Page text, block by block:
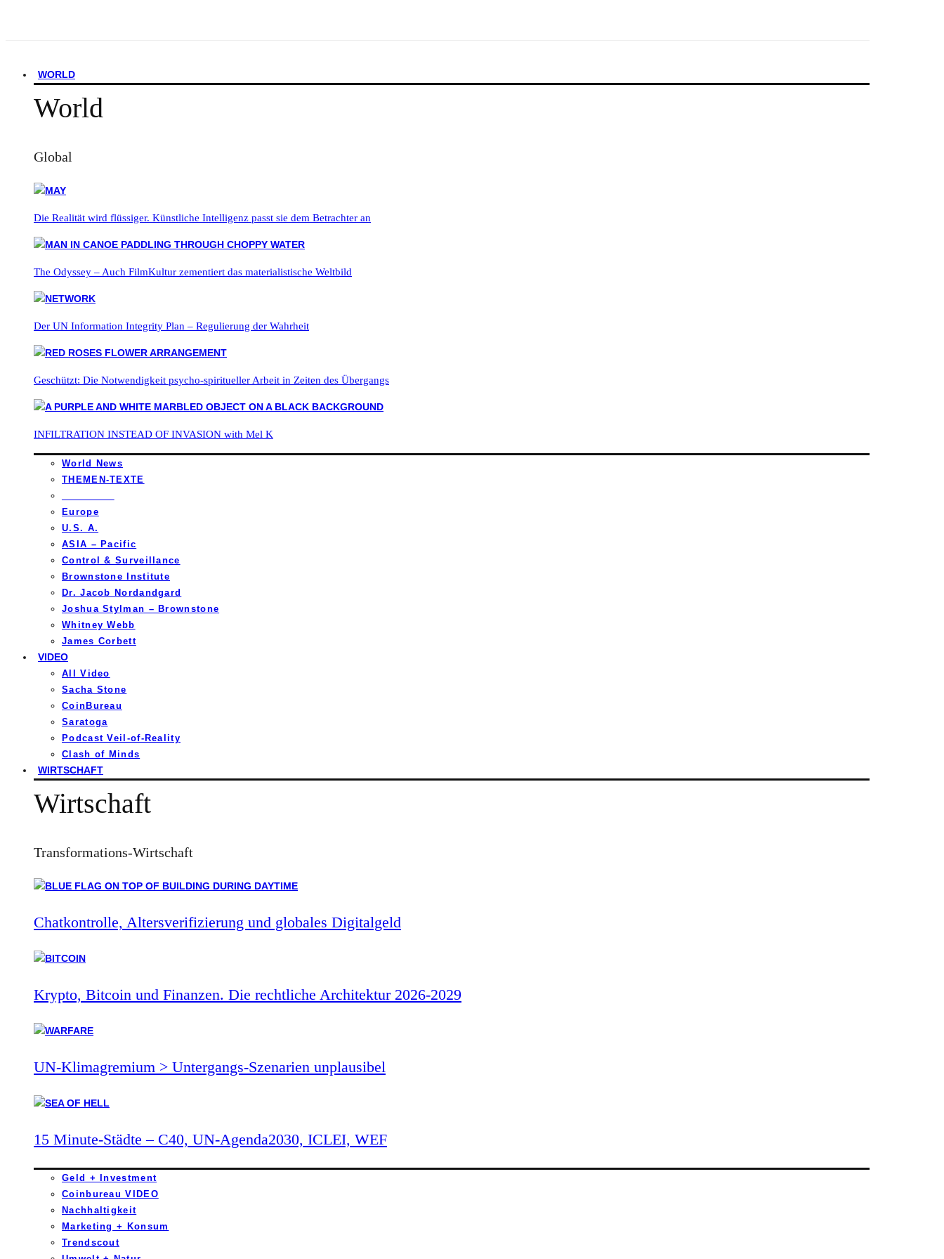
WORLD
World
Global
Die Realität wird flüssiger. Künstliche Intelligenz passt sie dem Betrachter an
The Odyssey – Auch FilmKultur zementiert das materialistische Weltbild
Der UN Information Integrity Plan – Regulierung der Wahrheit
Geschützt: Die Notwendigkeit psycho-spiritueller Arbeit in Zeiten des Übergangs
INFILTRATION INSTEAD OF INVASION with Mel K
World News
THEMEN-TEXTE
Europe
U.S. A.
ASIA – Pacific
Control & Surveillance
Brownstone Institute
Dr. Jacob Nordandgard
Joshua Stylman – Brownstone
Whitney Webb
James Corbett
VIDEO
All Video
Sacha Stone
CoinBureau
Saratoga
Podcast Veil-of-Reality
Clash of Minds
WIRTSCHAFT
Wirtschaft
Transformations-Wirtschaft
Chatkontrolle, Altersverifizierung und globales Digitalgeld
Krypto, Bitcoin und Finanzen. Die rechtliche Architektur 2026-2029
UN-Klimagremium > Untergangs-Szenarien unplausibel
15 Minute-Städte – C40, UN-Agenda2030, ICLEI, WEF
Geld + Investment
Coinbureau VIDEO
Nachhaltigkeit
Marketing + Konsum
Trendscout